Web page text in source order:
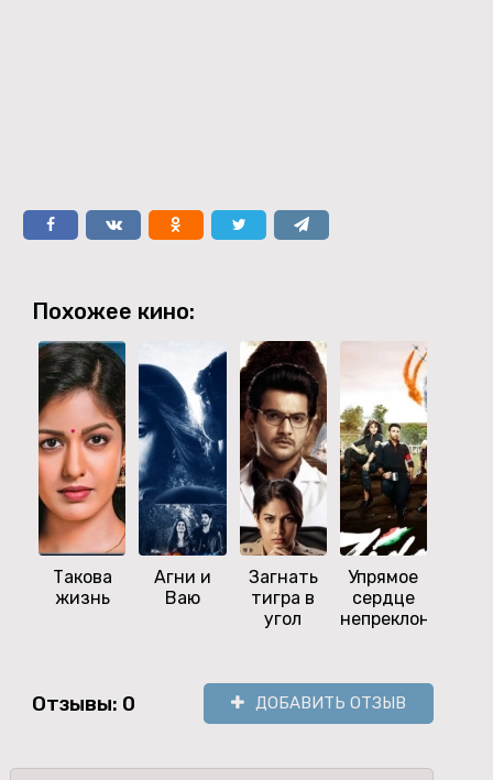
Похожее кино:
Такова
жизнь
Агни и
Ваю
Загнать
тигра в
угол
Упрямое
сердце
непреклонно
Отзывы: 0 ДОБАВИТЬ ОТЗЫВ